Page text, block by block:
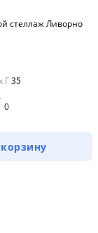
стеллаж Ливорно
Г35
0